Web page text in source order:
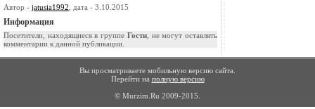
Автор - jatusia1992 , дата - 3.10.2015
Информация
Посетители, находящиеся в группе Гости, не могут оставлять
комментарии к данной публикации.
Вы просматриваете мобильную версию сайта.
Перейти на полную версию
© Murzim.Ru 2009-2015.